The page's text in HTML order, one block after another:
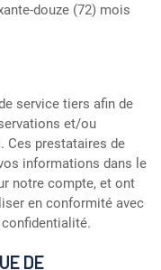
douze (72) mois
service tiers afin de
et/ou
Ces prestataires de
informations dans le
notre compte, et ont
en conformité avec
DE